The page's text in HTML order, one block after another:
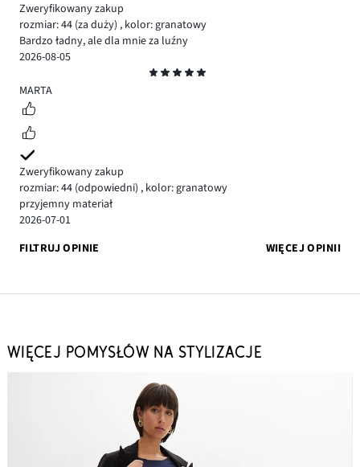
Zweryfikowany zakup
rozmiar: 44 (za duży) , kolor: granatowy
Bardzo ładny, ale dla mnie za luźny
2026-08-05
5
MARTA
Zweryfikowany zakup
rozmiar: 44 (odpowiedni) , kolor: granatowy
przyjemny materiał
2026-07-01
FILTRUJ OPINIE
WIĘCEJ OPINII
WIĘCEJ POMYSŁÓW NA STYLIZACJE